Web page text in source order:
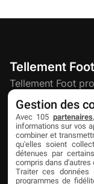
Tellement Foot
Tellement Foot
actualités et
au football.
Découvrir
À propos
Gestion des
Avec 105 partenaires
informations sur vos
combiner et
qu'elles soient
détenues par
compris dans d'autres
Traiter ces données
programmes de